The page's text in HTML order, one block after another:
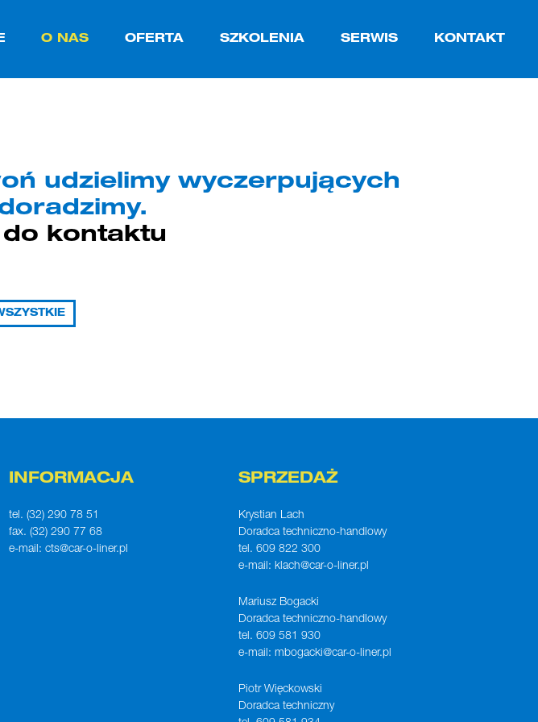
plików cookies.
O NAS OFERTA SZKOLENIA SERWIS KONTAKT
udzielimy wyczerpujących
kontaktu
INFORMACJA
tel. (32) 290 78 51
fax. (32) 290 77 68
e-mail: cts@car-o-liner.pl
SPRZEDAŻ
Krystian Lach
Doradca techniczno-handlowy
tel. 609 822 300
e-mail: klach@car-o-liner.pl
Mariusz Bogacki
Doradca techniczno-handlowy
tel. 609 581 930
e-mail: mbogacki@car-o-liner.pl
Piotr Więckowski
Doradca techniczny